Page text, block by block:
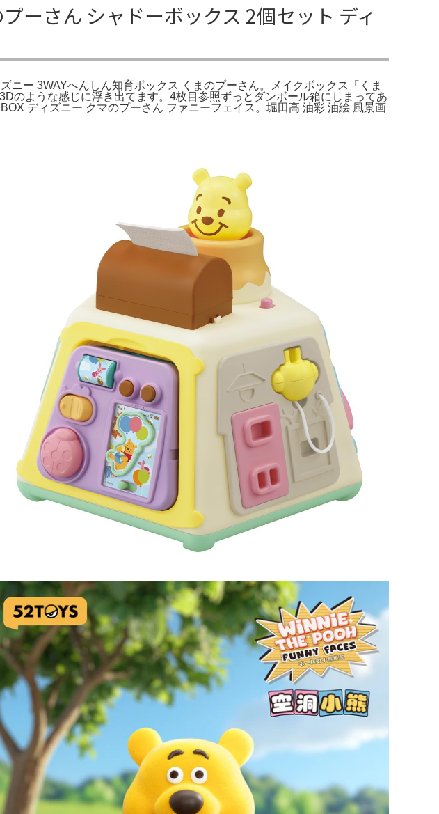
さん シャドーボックス 2個セット ディ
ニー 3WAYへんしん知育ボックス くまのプーさん。メイクボックス「くま
ような感じに浮き出てます。4枚目参照ずっとダンボール箱にしまってあ
ディズニー クマのプーさん ファニーフェイス。堀田高 油彩 油絵 風景画